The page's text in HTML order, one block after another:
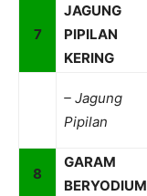
7
JAGUNG
PIPILAN
KERING
– Jagung
Pipilan
8
GARAM
BERYODIUM